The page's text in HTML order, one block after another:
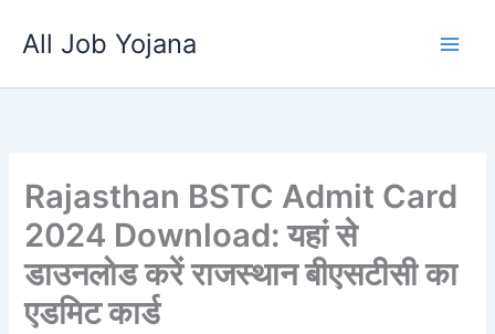
All Job Yojana
Rajasthan BSTC Admit Card
2024 Download: यहां से
डाउनलोड करें राजस्थान बीएसटीसी का
एडमिट कार्ड